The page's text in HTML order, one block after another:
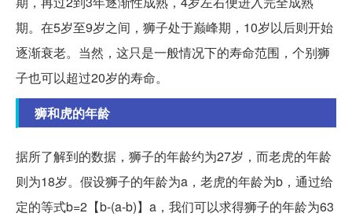
期。在5岁至9岁之间，狮子处于巅峰期，10岁以后则开始
逐渐衰老。当然，这只是一般情况下的寿命范围，个别狮
子也可以超过20岁的寿命。
狮和虎的年龄
据所了解到的数据，狮子的年龄约为27岁，而老虎的年龄
则为18岁。假设狮子的年龄为a，老虎的年龄为b，通过给
定的等式b=2【b-(a-b)】a，我们可以求得狮子的年龄为63